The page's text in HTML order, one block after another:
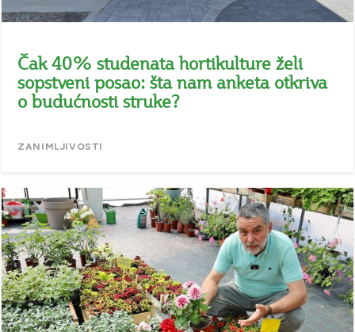
Čak 40% studenata hortikulture želi
sopstveni posao: šta nam anketa otkriva
o budućnosti struke?
ZANIMLJIVOSTI